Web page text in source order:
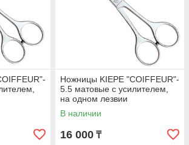
Ножницы KIEPE "COIFFEUR"-
5.5 матовые с усилителем,
на одном лезвии
микронасечка, классическая
форма
В наличии
16 000 ₸